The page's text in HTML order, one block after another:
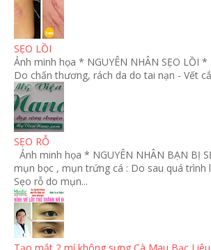
SẸO LỒI
Ảnh minh họa * NGUYÊN NHÂN SẸO LỒI
Do chấn thương, rách da do tai nạn - Vết
SẸO RỖ
Ảnh minh họa * NGUYÊN NHÂN BẠN BỊ
mụn bọc , mụn trứng cá : Do sau quá trình
Sẹo rỗ do mụn...